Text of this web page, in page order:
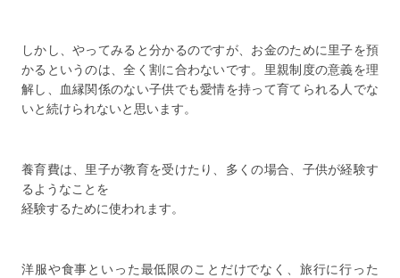
しかし、やってみると分かるのですが、お金のために里子を預
かるというのは、全く割に合わないです。里親制度の意義を理
解し、血縁関係のない子供でも愛情を持って育てられる人でな
いと続けられないと思います。
養育費は、里子が教育を受けたり、多くの場合、子供が経験す
るようなことを
経験するために使われます。
洋服や食事といった最低限のことだけでなく、旅行に行った